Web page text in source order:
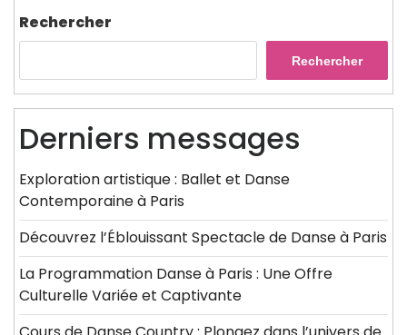
Rechercher
Rechercher
Derniers messages
Exploration artistique : Ballet et Danse
Contemporaine à Paris
Découvrez l’Éblouissant Spectacle de Danse à Paris
La Programmation Danse à Paris : Une Offre
Culturelle Variée et Captivante